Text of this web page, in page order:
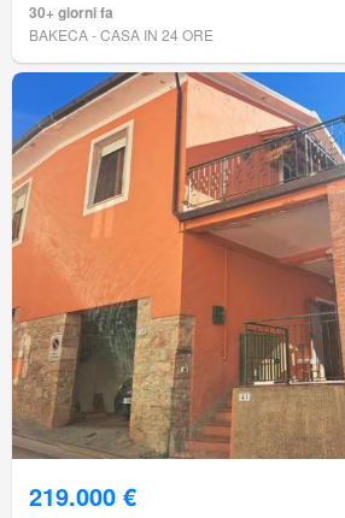
30+ giorni fa
BAKECA - CASA IN 24 ORE
219.000 €